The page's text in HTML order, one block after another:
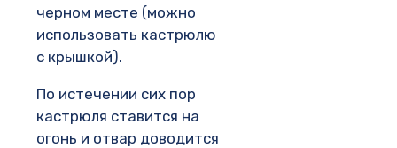
черном месте (можно
использовать кастрюлю
с крышкой).
По истечении сих пор
кастрюля ставится на
огонь и отвар доводится